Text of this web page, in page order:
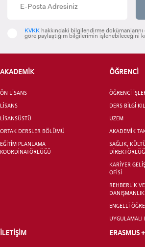
YATAY GEÇİŞ
KVKK hakkındaki bilgilendirme
göre paylaştığım bilgilerimin işlenebileceğini
AKADEMİK
ÖN LİSANS
LİSANS
LİSANSÜSTÜ
ORTAK DERSLER BÖLÜMÜ
EĞİTİM PLANLAMA
KOORDİNATÖRLÜĞÜ
ÖĞRENCİ
ÖĞRENCİ
DERS BİLGİ
UZEM
AKADEMİK
SAĞLIK,
KARİYER
OFİSİ
REHBERLİK
ENGELLİ
UYGULAMALI
İLETİŞİM ERASMUS +